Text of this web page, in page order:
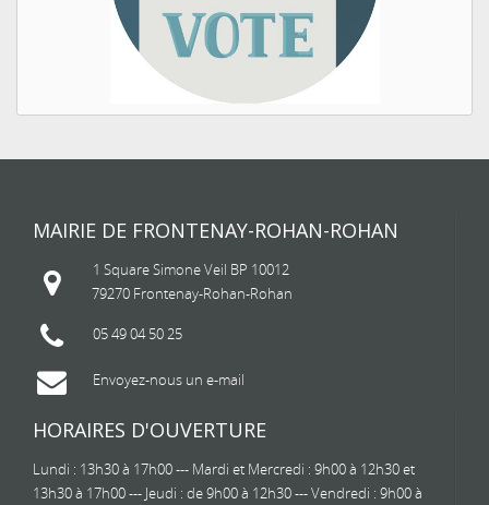
MAIRIE DE FRONTENAY-ROHAN-ROHAN
1 Square Simone Veil BP 10012
79270 Frontenay-Rohan-Rohan
05 49 04 50 25
Envoyez-nous un e-mail
HORAIRES D'OUVERTURE
Lundi : 13h30 à 17h00 --- Mardi et Mercredi : 9h00 à 12h30 et
13h30 à 17h00 --- Jeudi : de 9h00 à 12h30 --- Vendredi : 9h00 à